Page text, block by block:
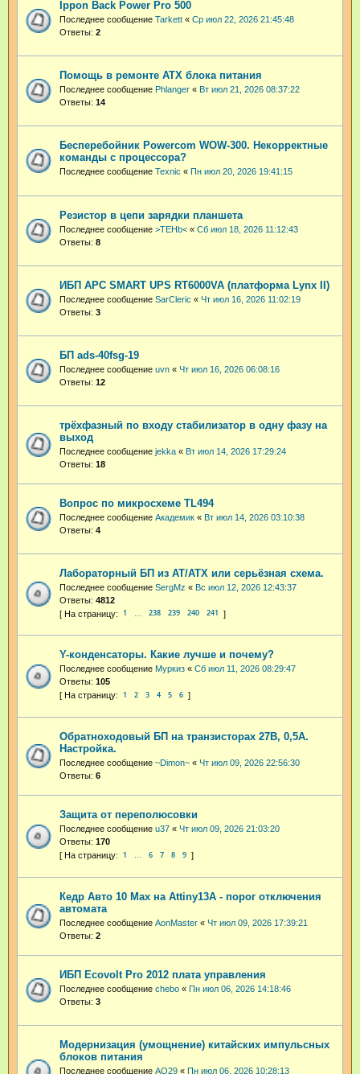
Ippon Back Power Pro 500
Последнее сообщение Tarkett « Ср июл 22, 2026 21:45:48
Ответы: 2
Помощь в ремонте ATX блока питания
Последнее сообщение Phlanger « Вт июл 21, 2026 08:37:22
Ответы: 14
Бесперебойник Powercom WOW-300. Некорректные
команды с процессора?
Последнее сообщение Техnic « Пн июл 20, 2026 19:41:15
Резистор в цепи зарядки планшета
Последнее сообщение >TEHb< « Сб июл 18, 2026 11:12:43
Ответы: 8
ИБП APC SMART UPS RT6000VA (платформа Lynx II)
Последнее сообщение SarCleric « Чт июл 16, 2026 11:02:19
Ответы: 3
БП ads-40fsg-19
Последнее сообщение uvn « Чт июл 16, 2026 06:08:16
Ответы: 12
трёхфазный по входу стабилизатор в одну фазу на
выход
Последнее сообщение jekka « Вт июл 14, 2026 17:29:24
Ответы: 18
Вопрос по микросхеме TL494
Последнее сообщение Академик « Вт июл 14, 2026 03:10:38
Ответы: 4
Лабораторный БП из AT/ATX или серьёзная схема.
Последнее сообщение SergMz « Вс июл 12, 2026 12:43:37
Ответы: 4812
1 238 239 240 241
Y-конденсаторы. Какие лучше и почему?
Последнее сообщение Муркиз « Сб июл 11, 2026 08:29:47
Ответы: 105
1 2 3 4 5 6
Обратноходовый БП на транзисторах 27В, 0,5А.
Настройка.
Последнее сообщение ~Dimon~ « Чт июл 09, 2026 22:56:30
Ответы: 6
Защита от переполюсовки
Последнее сообщение u37 « Чт июл 09, 2026 21:03:20
Ответы: 170
1 … 6 7 8 9
Кедр Авто 10 Max на Attiny13A - порог отключения
автомата
Последнее сообщение AonMaster « Чт июл 09, 2026 17:39:21
Ответы: 2
ИБП Ecovolt Pro 2012 плата управления
Последнее сообщение chebo « Пн июл 06, 2026 14:18:46
Ответы: 3
Модернизация (умощнение) китайских импульсных
блоков питания
Последнее сообщение AQ29 « Пн июл 06, 2026 10:28:13